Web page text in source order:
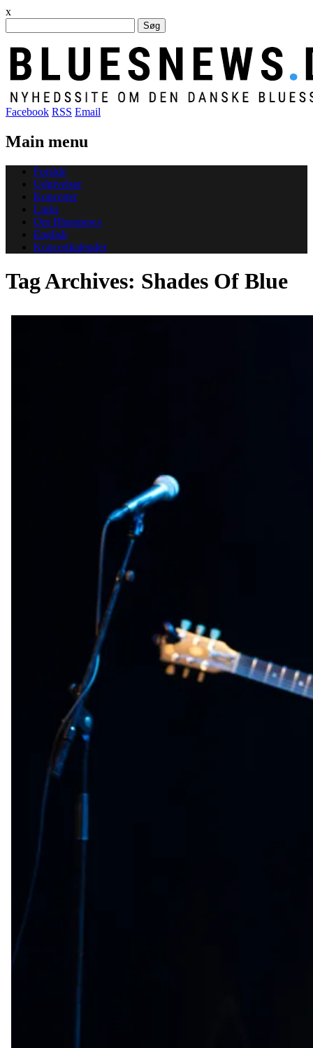
x
efter:
Facebook RSS Email
Main menu
Skip
content
Forside
Udgivelser
Koncerter
Links
Om Bluesnews
English
Koncertkalender
Tag Archives: Shades Of Blue